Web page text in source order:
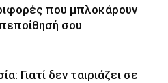
που μπλοκάρουν
σου
Γιατί δεν ταιριάζει σε